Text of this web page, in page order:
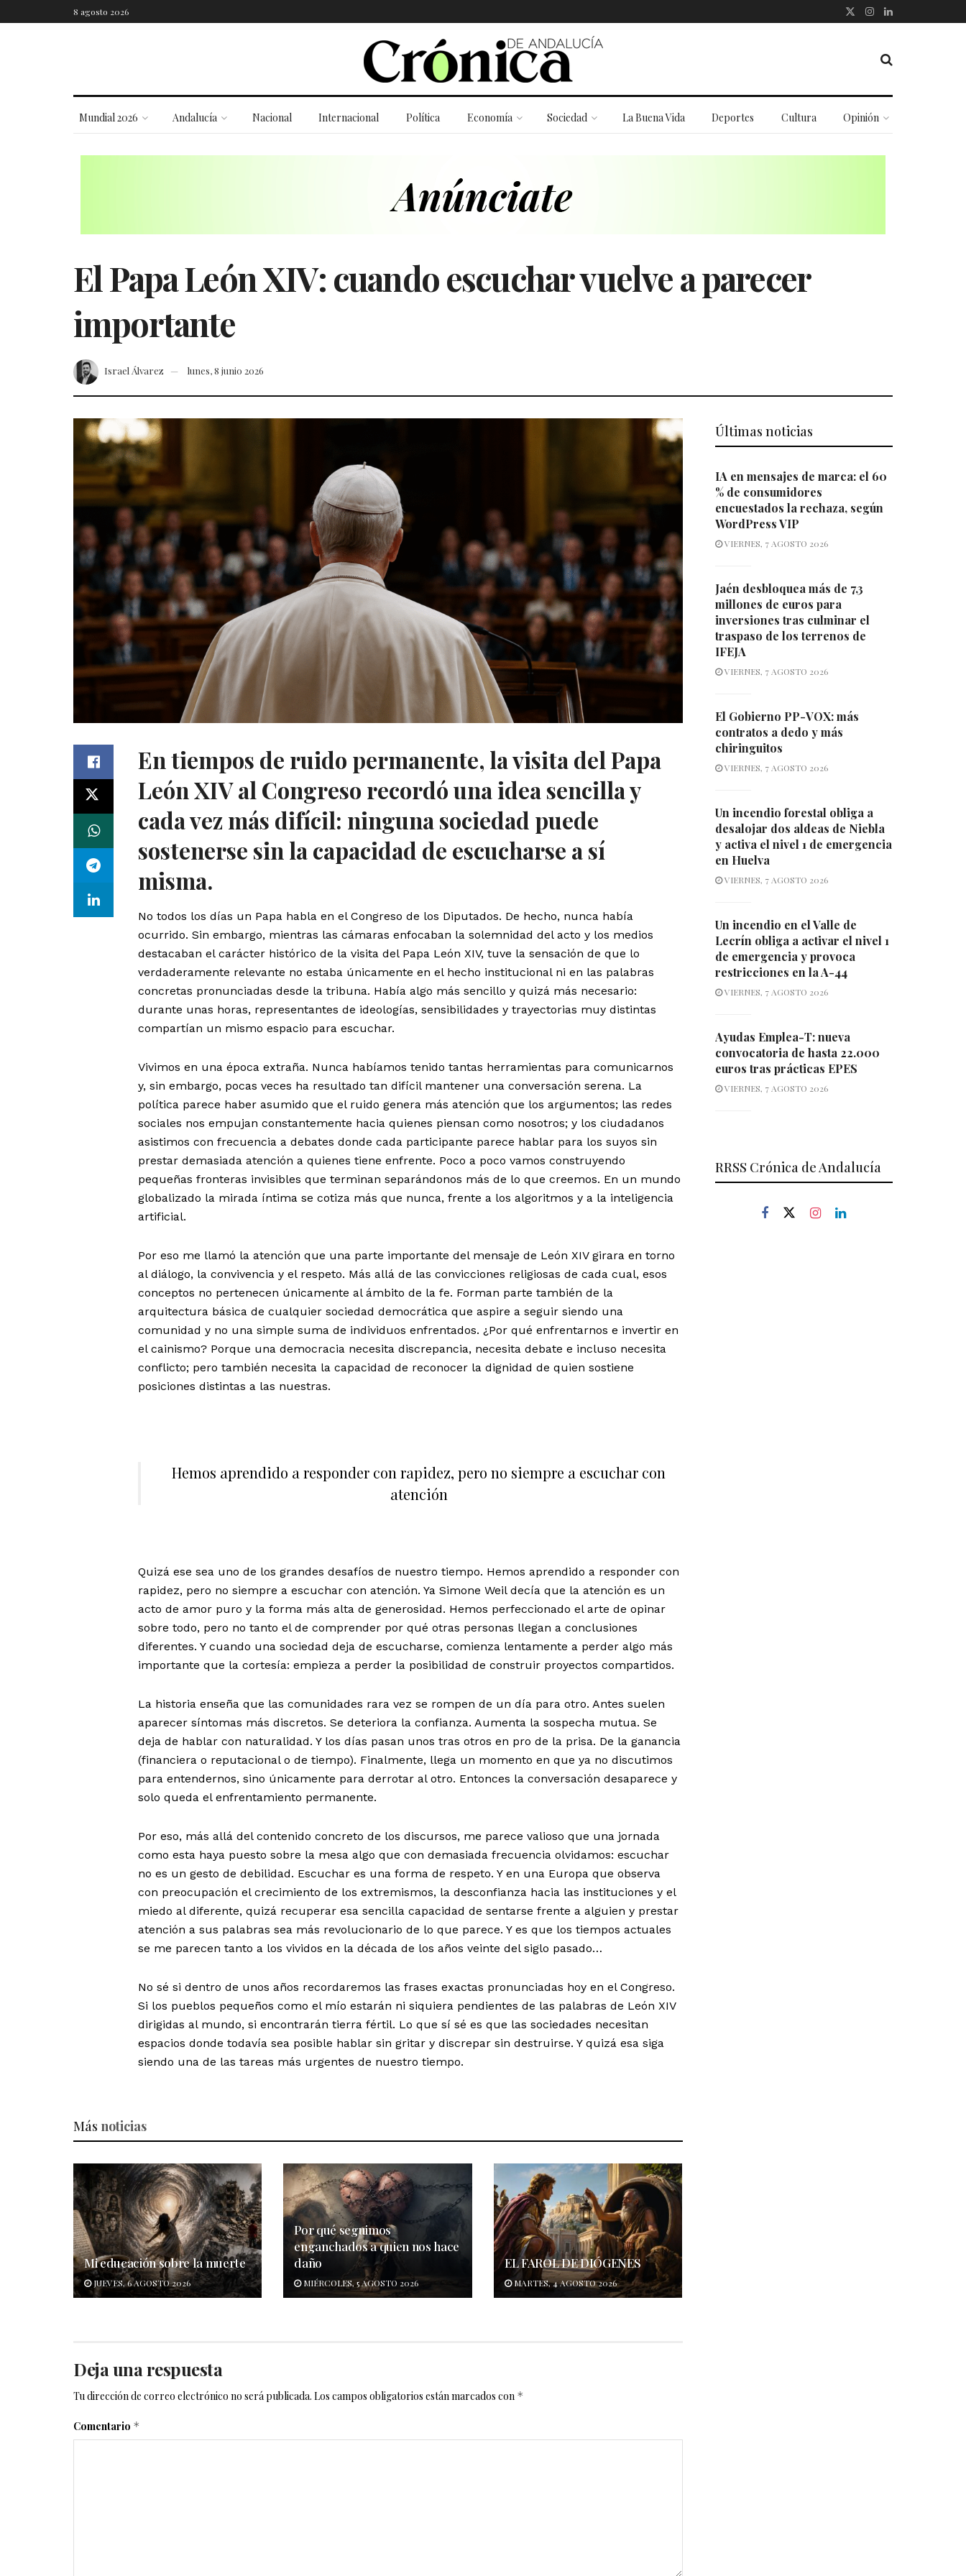
8 agosto 2026
Mundial 2026 Andalucía Nacional Internacional Política Economía Sociedad La Buena Vida Deportes Cultura Opinión
El Papa León XIV: cuando escuchar vuelve a parecer
importante
Israel Álvarez lunes, 8 junio 2026
En tiempos de ruido permanente, la visita del Papa
León XIV al Congreso recordó una idea sencilla y
cada vez más difícil: ninguna sociedad puede
sostenerse sin la capacidad de escucharse a sí
misma.
No todos los días un Papa habla en el Congreso de los Diputados. De hecho, nunca había
ocurrido. Sin embargo, mientras las cámaras enfocaban la solemnidad del acto y los medios
destacaban el carácter histórico de la visita del Papa León XIV, tuve la sensación de que lo
verdaderamente relevante no estaba únicamente en el hecho institucional ni en las palabras
concretas pronunciadas desde la tribuna. Había algo más sencillo y quizá más necesario:
durante unas horas, representantes de ideologías, sensibilidades y trayectorias muy distintas
compartían un mismo espacio para escuchar.
Vivimos en una época extraña. Nunca habíamos tenido tantas herramientas para comunicarnos
y, sin embargo, pocas veces ha resultado tan difícil mantener una conversación serena. La
política parece haber asumido que el ruido genera más atención que los argumentos; las redes
sociales nos empujan constantemente hacia quienes piensan como nosotros; y los ciudadanos
asistimos con frecuencia a debates donde cada participante parece hablar para los suyos sin
prestar demasiada atención a quienes tiene enfrente. Poco a poco vamos construyendo
pequeñas fronteras invisibles que terminan separándonos más de lo que creemos. En un mundo
globalizado la mirada íntima se cotiza más que nunca, frente a los algoritmos y a la inteligencia
artificial.
Por eso me llamó la atención que una parte importante del mensaje de León XIV girara en torno
al diálogo, la convivencia y el respeto. Más allá de las convicciones religiosas de cada cual, esos
conceptos no pertenecen únicamente al ámbito de la fe. Forman parte también de la
arquitectura básica de cualquier sociedad democrática que aspire a seguir siendo una
comunidad y no una simple suma de individuos enfrentados. ¿Por qué enfrentarnos e invertir en
el cainismo? Porque una democracia necesita discrepancia, necesita debate e incluso necesita
conflicto; pero también necesita la capacidad de reconocer la dignidad de quien sostiene
posiciones distintas a las nuestras.
Hemos aprendido a responder con rapidez, pero no siempre a escuchar con
atención
Quizá ese sea uno de los grandes desafíos de nuestro tiempo. Hemos aprendido a responder con
rapidez, pero no siempre a escuchar con atención. Ya Simone Weil decía que la atención es un
acto de amor puro y la forma más alta de generosidad. Hemos perfeccionado el arte de opinar
sobre todo, pero no tanto el de comprender por qué otras personas llegan a conclusiones
diferentes. Y cuando una sociedad deja de escucharse, comienza lentamente a perder algo más
importante que la cortesía: empieza a perder la posibilidad de construir proyectos compartidos.
La historia enseña que las comunidades rara vez se rompen de un día para otro. Antes suelen
aparecer síntomas más discretos. Se deteriora la confianza. Aumenta la sospecha mutua. Se
deja de hablar con naturalidad. Y los días pasan unos tras otros en pro de la prisa. De la ganancia
(financiera o reputacional o de tiempo). Finalmente, llega un momento en que ya no discutimos
para entendernos, sino únicamente para derrotar al otro. Entonces la conversación desaparece y
solo queda el enfrentamiento permanente.
Por eso, más allá del contenido concreto de los discursos, me parece valioso que una jornada
como esta haya puesto sobre la mesa algo que con demasiada frecuencia olvidamos: escuchar
no es un gesto de debilidad. Escuchar es una forma de respeto. Y en una Europa que observa
con preocupación el crecimiento de los extremismos, la desconfianza hacia las instituciones y el
miedo al diferente, quizá recuperar esa sencilla capacidad de sentarse frente a alguien y prestar
atención a sus palabras sea más revolucionario de lo que parece. Y es que los tiempos actuales
se me parecen tanto a los vividos en la década de los años veinte del siglo pasado…
No sé si dentro de unos años recordaremos las frases exactas pronunciadas hoy en el Congreso.
Si los pueblos pequeños como el mío estarán ni siquiera pendientes de las palabras de León XIV
dirigidas al mundo, si encontrarán tierra fértil. Lo que sí sé es que las sociedades necesitan
espacios donde todavía sea posible hablar sin gritar y discrepar sin destruirse. Y quizá esa siga
siendo una de las tareas más urgentes de nuestro tiempo.
Más noticias
Mi educación sobre la muerte
JUEVES, 6 AGOSTO 2026
Por qué seguimos
enganchados a quien nos hace
daño
MIÉRCOLES, 5 AGOSTO 2026
EL FAROL DE DIÓGENES
MARTES, 4 AGOSTO 2026
Deja una respuesta
Tu dirección de correo electrónico no será publicada. Los campos obligatorios están marcados con *
Comentario *
Últimas noticias
IA en mensajes de marca: el 60
% de consumidores
encuestados la rechaza, según
WordPress VIP
VIERNES, 7 AGOSTO 2026
Jaén desbloquea más de 7,3
millones de euros para
inversiones tras culminar el
traspaso de los terrenos de
IFEJA
VIERNES, 7 AGOSTO 2026
El Gobierno PP-VOX: más
contratos a dedo y más
chiringuitos
VIERNES, 7 AGOSTO 2026
Un incendio forestal obliga a
desalojar dos aldeas de Niebla
y activa el nivel 1 de emergencia
en Huelva
VIERNES, 7 AGOSTO 2026
Un incendio en el Valle de
Lecrín obliga a activar el nivel 1
de emergencia y provoca
restricciones en la A-44
VIERNES, 7 AGOSTO 2026
Ayudas Emplea-T: nueva
convocatoria de hasta 22.000
euros tras prácticas EPES
VIERNES, 7 AGOSTO 2026
RRSS Crónica de Andalucía